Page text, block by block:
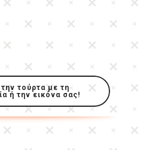
τούρτα με τη
ή την εικόνα σας!